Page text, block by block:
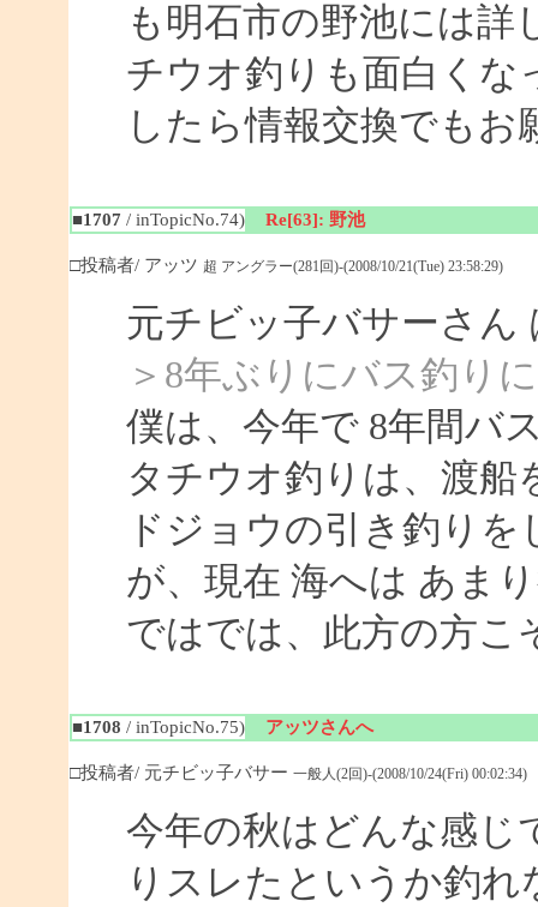
も明石市の野池には
チウオ釣りも面白くな
したら情報交換でもお
■1707 / inTopicNo.74) Re[63]: 野池
□投稿者/ アッツ 超 アングラー(281回)-(2008/10/21(Tue) 23:58:29)
元チビッ子バサーさ
＞8年ぶりにバス釣り
僕は、今年で 8年間バ
タチウオ釣りは、渡船
ドジョウの引き釣り
が、現在 海へは あま
ではでは、此方の方こ
■1708 / inTopicNo.75) アッツさんへ
□投稿者/ 元チビッ子バサー 一般人(2回)-(2008/10/24(Fri) 00:02:34)
今年の秋はどんな感じ
りスレたというか釣